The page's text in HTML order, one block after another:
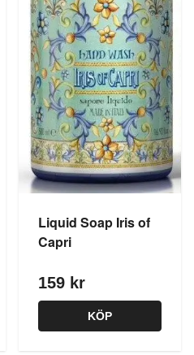
Liquid Soap Iris of
Capri
159 kr
KÖP